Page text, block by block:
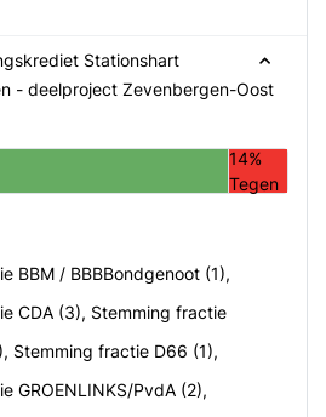
Stationshart
- deelproject Zevenbergen-Oost
14%
Tegen
BBM / BBBBondgenoot (1),
CDA (3), Stemming fractie
Stemming fractie D66 (1),
GROENLINKS/PvdA (2),